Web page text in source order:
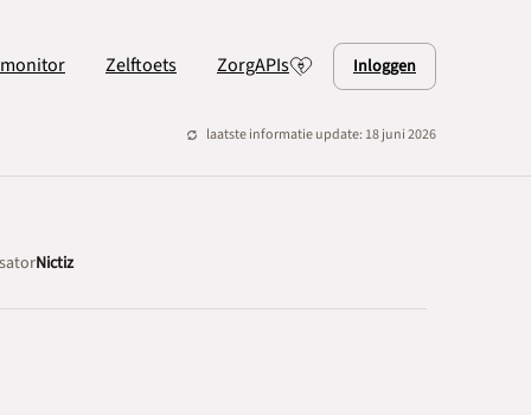
Zelftoets ZorgAPIs Inloggen
laatste informatie update: 18 juni 2026
Nictiz